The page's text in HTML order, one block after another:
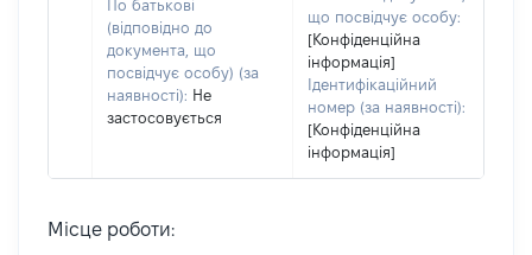
По батькові
(відповідно до
документа, що
посвідчує особу) (за
наявності): Не
застосовується
що посвідчує особу:
[Конфіденційна
інформація]
Ідентифікаційний
номер (за наявності):
[Конфіденційна
інформація]
Місце роботи: